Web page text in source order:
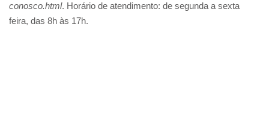
conosco.html. Horário de atendimento: de segunda a sexta
feira, das 8h às 17h.